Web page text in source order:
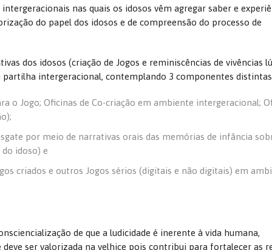
nas quais os idosos vêm agregar saber e
do papel dos idosos e de compreensão do processo de
dos idosos (criação de Jogos e reminiscências de vivências
intergeracional, contemplando 3 componentes
o Jogo; Oficinas de Co-criação em ambiente intergeracional;
por meio de narrativas orais das memórias de infância
idoso) e
criados e outros Jogos sérios (digitais e não digitais) em
de que a ludicidade é inerente à vida humana,
ser valorizada na velhice pois contribui para fortalecer as